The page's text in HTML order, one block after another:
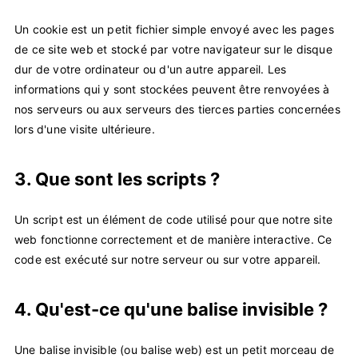
Un cookie est un petit fichier simple envoyé avec les pages
de ce site web et stocké par votre navigateur sur le disque
dur de votre ordinateur ou d'un autre appareil. Les
informations qui y sont stockées peuvent être renvoyées à
nos serveurs ou aux serveurs des tierces parties concernées
lors d'une visite ultérieure.
3. Que sont les scripts ?
Un script est un élément de code utilisé pour que notre site
web fonctionne correctement et de manière interactive. Ce
code est exécuté sur notre serveur ou sur votre appareil.
4. Qu'est-ce qu'une balise invisible ?
Une balise invisible (ou balise web) est un petit morceau de